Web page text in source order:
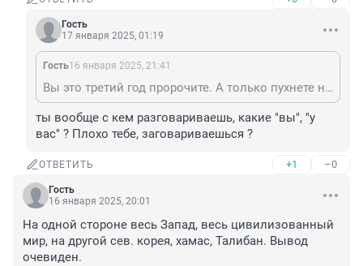
Гость
17 января 2025, 01:19
Гость16 января 2025, 21:41
Вы это третий год пророчите. А только пухнете на русских деликатесах ( ну или чем ты там питаешься)
ты вообще с кем разговариваешь, какие "вы", "у
вас" ? Плохо тебе, заговариваешься ?
ОТВЕТИТЬ +1 –0
Гость
16 января 2025, 20:01
На одной стороне весь Запад, весь цивилизованный
мир, на другой сев. корея, хамас, Талибан. Вывод
очевиден.